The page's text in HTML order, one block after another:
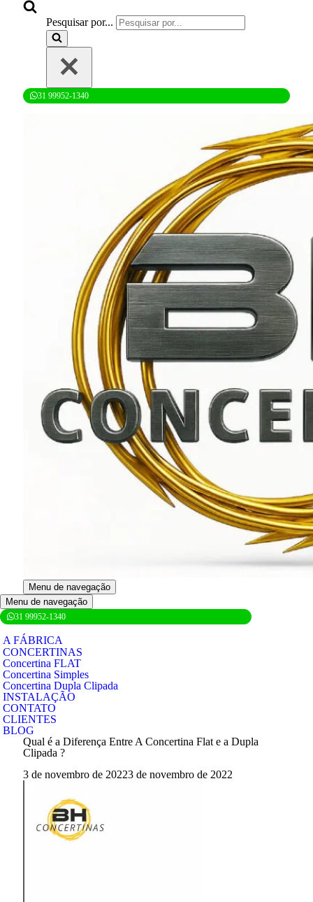
Pesquisar por...
31 99952-1340
Menu de navegação
Menu de navegação
31 99952-1340
A FÁBRICA
CONCERTINAS
Concertina FLAT
Concertina Simples
Concertina Dupla Clipada
INSTALAÇÃO
CONTATO
CLIENTES
BLOG
Qual é a Diferença Entre A Concertina Flat e a Dupla
Clipada ?
3 de novembro de 20223 de novembro de 2022